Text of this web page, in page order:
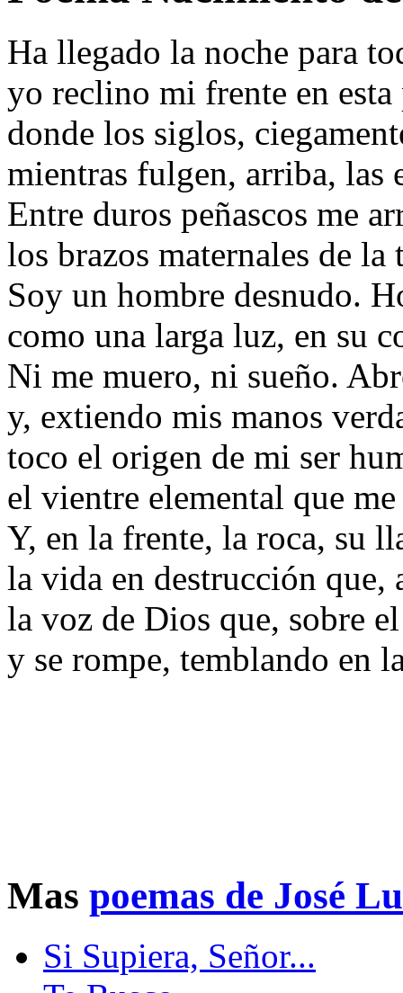
Ha llegado la noche para
yo reclino mi frente en esta
donde los siglos,
mientras fulgen, arriba, las
Entre duros peñascos me
los brazos maternales de la
Soy un hombre desnudo.
como una larga luz, en su
Ni me muero, ni sueño.
y, extiendo mis manos
toco el origen de mi ser
el vientre elemental que
Y, en la frente, la roca, su
la vida en destrucción que,
la voz de Dios que, sobre
y se rompe, temblando en
Mas poemas de José
Si Supiera, Señor...